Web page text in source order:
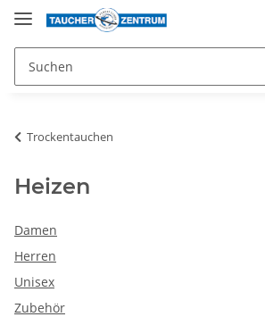
Trockentauchen
Heizen
Damen
Herren
Unisex
Zubehör